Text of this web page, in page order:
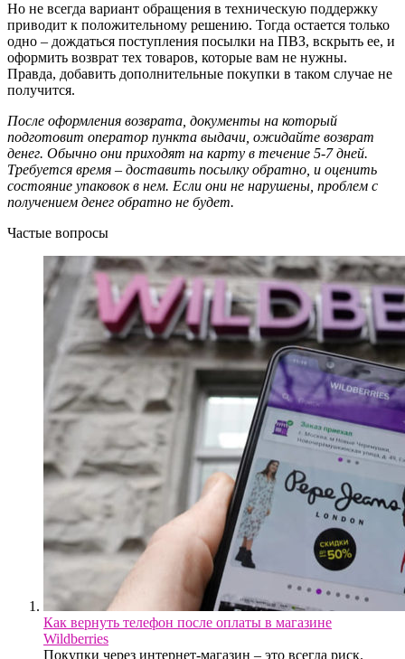
Но не всегда вариант обращения в техническую поддержку
приводит к положительному решению. Тогда остается только
одно – дождаться поступления посылки на ПВЗ, вскрыть ее, и
оформить возврат тех товаров, которые вам не нужны.
Правда, добавить дополнительные покупки в таком случае не
получится.
После оформления возврата, документы на который
подготовит оператор пункта выдачи, ожидайте возврат
денег. Обычно они приходят на карту в течение 5-7 дней.
Требуется время – доставить посылку обратно, и оценить
состояние упаковок в нем. Если они не нарушены, проблем с
получением денег обратно не будет.
Частые вопросы
Как вернуть телефон после оплаты в магазине
Wildberries
Покупки через интернет-магазин – это всегда риск.